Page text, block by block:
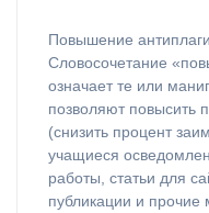
Повышение
Словосочетание
означает те или
позволяют повысить
(снизить процент
учащиеся
работы, статьи для
публикации и